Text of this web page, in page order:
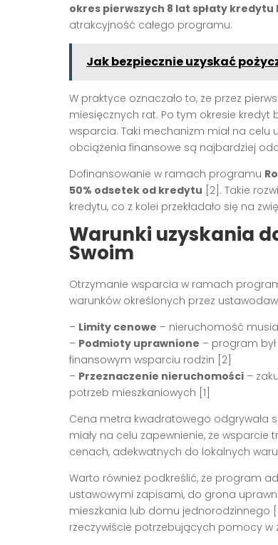
okres pierwszych 8 lat spłaty
atrakcyjność całego programu.
Jak bezpiecznie uzyskać
W praktyce oznaczało to, że przez
miesięcznych rat. Po tym okresie
wsparcia. Taki mechanizm miał na
obciążenia finansowe są najbardziej
Dofinansowanie w ramach programu
50% odsetek od kredytu [2]. Takie
kredytu, co z kolei przekładało się na
Warunki uzyskania
Swoim
Otrzymanie wsparcia w ramach
warunków określonych przez
– Limity cenowe – nieruchomość
– Podmioty uprawnione – program
finansowym wsparciu rodzin [2]
– Przeznaczenie nieruchomości –
potrzeb mieszkaniowych [1]
Cena metra kwadratowego odgrywała
miały na celu zapewnienie, że
cenach, adekwatnych do lokalnych
Warto również podkreślić, że program
ustawowymi zapisami, do grona
mieszkania lub domu jednorodzinnego
rzeczywiście potrzebujących pomocy